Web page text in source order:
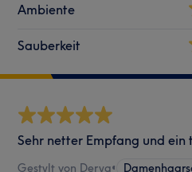
Ambiente
Sauberkeit
Sehr netter Empfang und
Gestylt von Derya•